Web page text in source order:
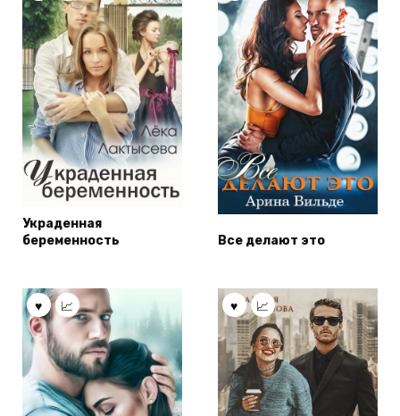
Украденная
беременность
Все делают это